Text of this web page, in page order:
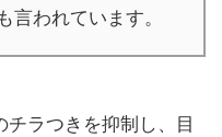
われています。
ラつきを抑制し、目